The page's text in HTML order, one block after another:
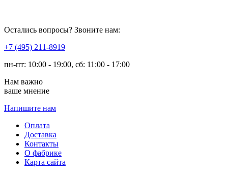
Остались вопросы? Звоните нам:
​+7 (495) 211-8919
пн-пт: 10:00 - 19:00, сб: 11:00 - 17:00
Нам важно
ваше мнение
Напишите нам
Оплата
Доставка
Контакты
О фабрике
Карта сайта